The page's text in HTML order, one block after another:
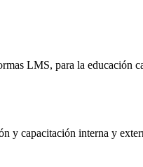
LMS, para la educación
y capacitación interna y